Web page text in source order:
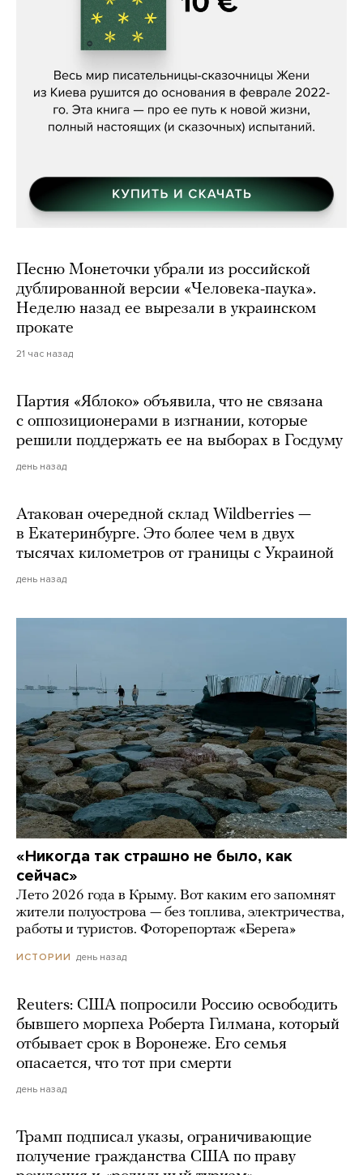
Женя Бережная, «(Не) о войне»
Песню Монеточки убрали из российской
дублированной версии «Человека-паука».
Неделю назад ее вырезали в украинском
прокате
21 час назад
Партия «Яблоко» объявила, что не связана
с оппозиционерами в изгнании, которые
решили поддержать ее на выборах в Госдуму
день назад
Атакован очередной склад Wildberries —
в Екатеринбурге. Это более чем в двух
тысячах километров от границы с Украиной
день назад
«Никогда так страшно не было, как
сейчас»
Лето 2026 года в Крыму. Вот каким его запомнят
жители полуострова — без топлива, электричества,
работы и туристов. Фоторепортаж «Берега»
ИСТОРИИ день назад
Reuters: США попросили Россию освободить
бывшего морпеха Роберта Гилмана, который
отбывает срок в Воронеже. Его семья
опасается, что тот при смерти
день назад
Трамп подписал указы, ограничивающие
получение гражданства США по праву